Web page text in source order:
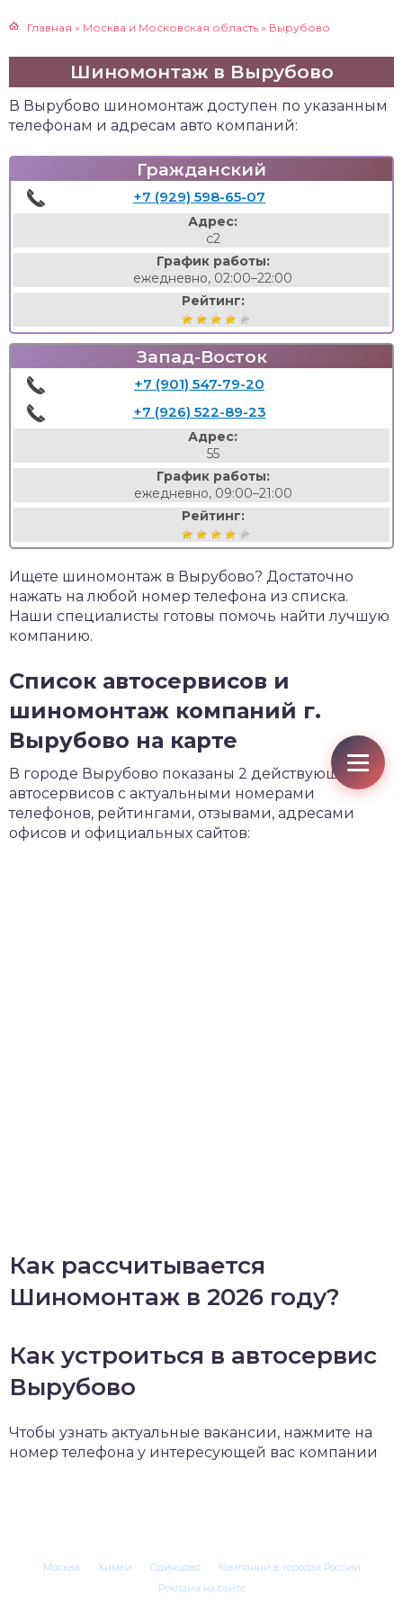
Главная » Москва и Московская область » Вырубово
Шиномонтаж в Вырубово
В Вырубово шиномонтаж доступен по указанным
телефонам и адресам авто компаний:
Гражданский
+7 (929) 598-65-07
Адрес:
с2
График работы:
ежедневно, 02:00–22:00
Рейтинг:
Запад-Восток
+7 (901) 547-79-20
+7 (926) 522-89-23
Адрес:
55
График работы:
ежедневно, 09:00–21:00
Рейтинг:
Ищете шиномонтаж в Вырубово? Достаточно
нажать на любой номер телефона из списка.
Наши специалисты готовы помочь найти лучшую
компанию.
Список автосервисов и
шиномонтаж компаний г.
Вырубово на карте
В городе Вырубово показаны 2 действующих
автосервисов с актуальными номерами
телефонов, рейтингами, отзывами, адресами
офисов и официальных сайтов:
Как рассчитывается
Шиномонтаж в 2026 году?
Как устроиться в автосервис
Вырубово
Чтобы узнать актуальные вакансии, нажмите на
номер телефона у интересующей вас компании
Москва Химки Одинцово
Компании в городах России
Реклама на сайте